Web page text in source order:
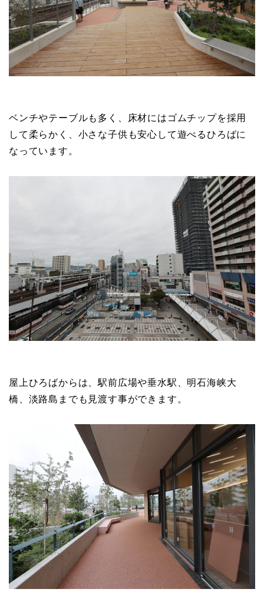
ベンチやテーブルも多く、床材にはゴムチップを採用
して柔らかく、小さな子供も安心して遊べるひろばに
なっています。
屋上ひろばからは、駅前広場や垂水駅、明石海峡大
橋、淡路島までも見渡す事ができます。